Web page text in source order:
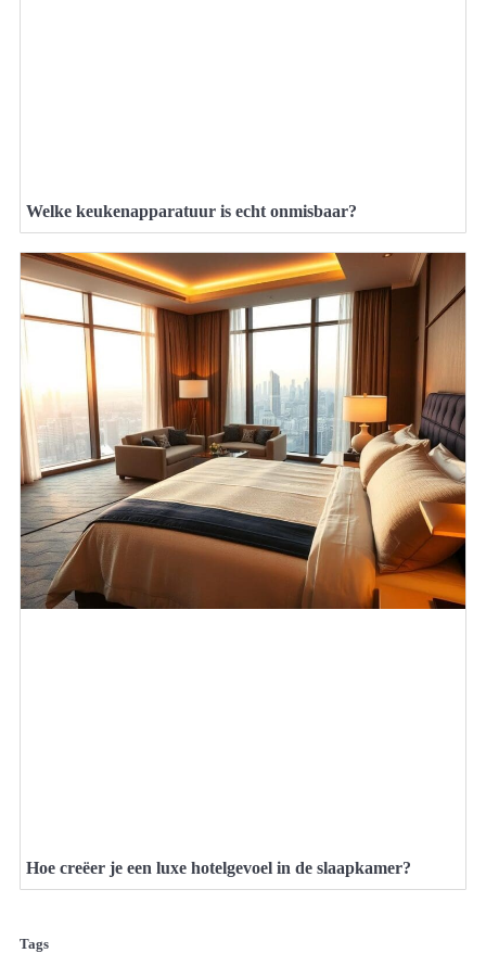
Welke keukenapparatuur is echt onmisbaar?
Hoe creëer je een luxe hotelgevoel in de slaapkamer?
Tags